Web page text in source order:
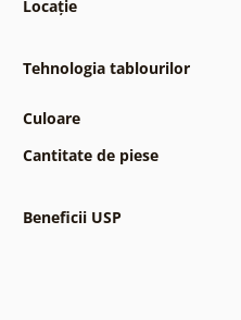
Locație
Tehnologia tablourilor
Culoare
Cantitate de piese
Beneficii USP